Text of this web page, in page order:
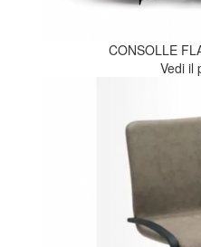
CONSOLLE
Vedi il